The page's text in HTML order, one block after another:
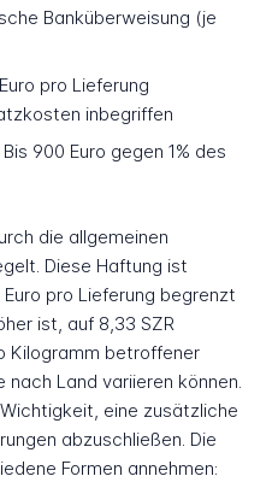
Banküberweisung (je
pro Lieferung
inbegriffen
Bis 900 Euro gegen 1% des
die allgemeinen
Diese Haftung ist
pro Lieferung begrenzt
ist, auf 8,33 SZR
Kilogramm betroffener
Land variieren können.
eine zusätzliche
abzuschließen. Die
Formen annehmen: